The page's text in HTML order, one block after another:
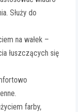
Służy do
na wałek –
łuszczących się
farby,